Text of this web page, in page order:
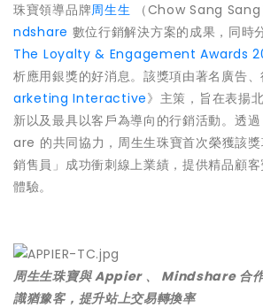
珠寶領導品牌周生生 （Chow Sang
ndshare 數位行銷解決方案的成果，同時
The Loyalty & Engagement Awards
析應用銀獎的好消息。該獎項由著名廣告
arketing Interactive》主策，旨在表揚
新以及最具以客戶為導向的行銷活動。透
are 的共同協力，周生生珠寶首次榮獲該
銷售員」成功衝刺線上業績，提供精品顧
體驗。
周生生珠寶與 Appier 、 Mindshare 合
識猶豫客，提升站上交易轉換率